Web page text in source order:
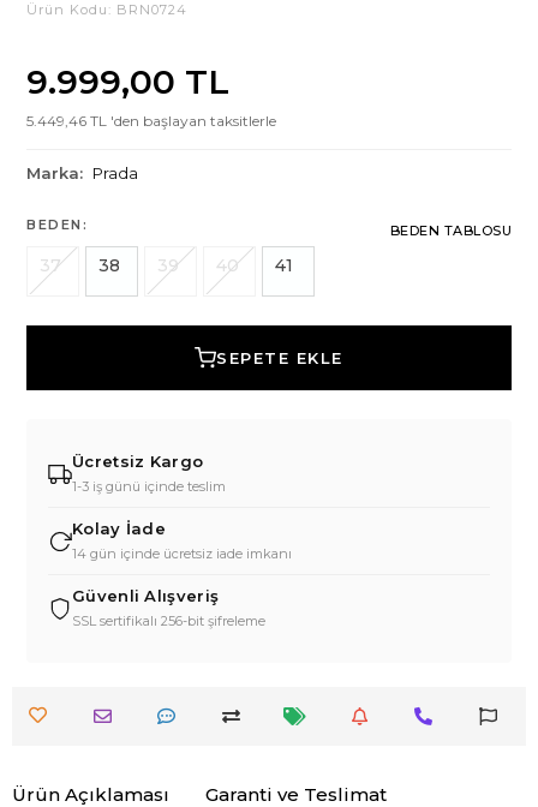
Ürün Kodu: BRN0724
9.999,00 TL
5.449,46 TL 'den başlayan taksitlerle
Marka: Prada
BEDEN: BEDEN TABLOSU
37 38 39 40 41
SEPETE EKLE
Ücretsiz Kargo
1-3 iş günü içinde teslim
Kolay İade
14 gün içinde ücretsiz iade imkanı
Güvenli Alışveriş
SSL sertifikalı 256-bit şifreleme
Ürün Açıklaması Garanti ve Teslimat